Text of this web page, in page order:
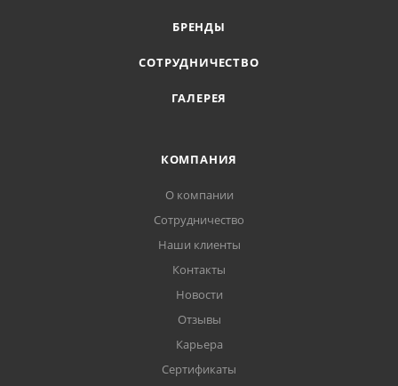
БРЕНДЫ
СОТРУДНИЧЕСТВО
ГАЛЕРЕЯ
КОМПАНИЯ
О компании
Сотрудничество
Наши клиенты
Контакты
Новости
Отзывы
Карьера
Сертификаты